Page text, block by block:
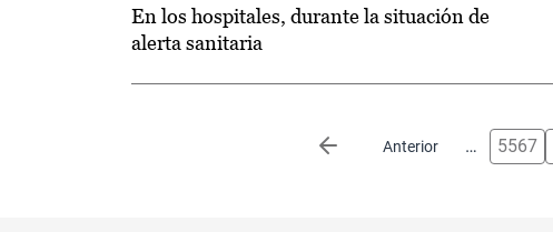
En los hospitales, durante la situación de
alerta sanitaria
Anterior
Página anterior … 5567